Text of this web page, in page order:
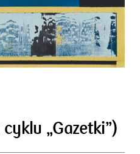
„Gazetki”)